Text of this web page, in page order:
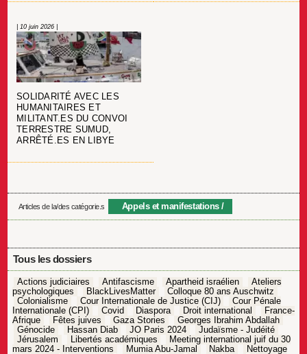
| 10 juin 2026 |
SOLIDARITÉ AVEC LES
HUMANITAIRES ET
MILITANT.ES DU CONVOI
TERRESTRE SUMUD,
ARRÊTÉ.ES EN LIBYE
Articles de la/des catégorie.s Appels et manifestations
Tous les dossiers
Actions judiciaires Antifascisme Apartheid israélien
Ateliers
psychologiques
BlackLivesMatter
Colloque 80 ans Auschwitz
Colonialisme
Cour Internationale de Justice (CIJ)
Cour Pénale
Internationale (CPI)
Covid Diaspora Droit international
France-
Afrique
Fêtes juives Gaza Stories
Georges Ibrahim Abdallah
Génocide
Hassan Diab JO Paris 2024
Judaïsme - Judéité
Jérusalem
Libertés académiques
Meeting international juif du 30
mars 2024 - Interventions
Mumia Abu-Jamal Nakba
Nettoyage